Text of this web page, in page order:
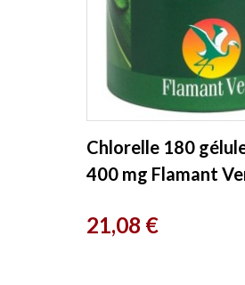
Chlorelle 180
400 mg Flamant
Prix
21,08 €